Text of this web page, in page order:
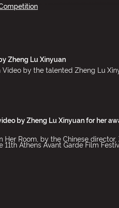
Zheng Lu Xinyuan
Video by the talented Zheng Lu
by Zheng Lu Xinyuan for her
Her Room, by the Chinese
11th Athens Avant Garde Film